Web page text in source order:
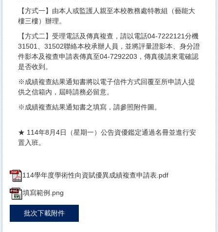
【方式一】由本人或監護人親至本校教務處特教組（藝能大
樓三樓）辦理。
【方式二】受理電話及傳真複查，請以電話04-7222121分機
31501、31502聯絡本校承辦人員，並將評量證影本、身分證
件影本及複查申請表傳真至04-7292203，傳真後請來電確認
是否收到。
※成績複查結果通知書將以電子信件方式回覆至所申請人提
供之信箱內，屆時請務必留意。
※成績複查結果通知書之填寫，請參照附件圖。
★ 114年8月4日（星期一）公告資優鑑定通過名冊並進行安
置入班。
114學年度學術性向資賦優異成績複查申請表.pdf
填寫範例.png
批次下載附件